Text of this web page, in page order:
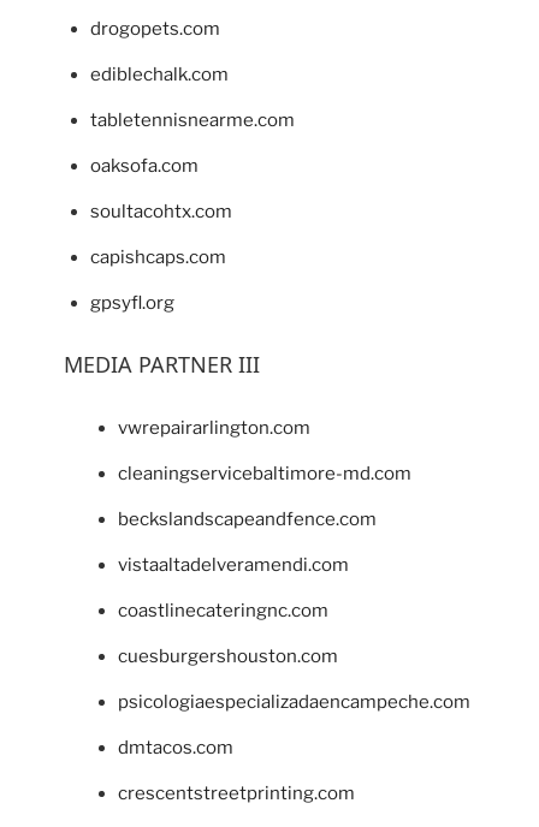
drogopets.com
ediblechalk.com
tabletennisnearme.com
oaksofa.com
soultacohtx.com
capishcaps.com
gpsyfl.org
MEDIA PARTNER III
vwrepairarlington.com
cleaningservicebaltimore-md.com
beckslandscapeandfence.com
vistaaltadelveramendi.com
coastlinecateringnc.com
cuesburgershouston.com
psicologiaespecializadaencampeche.com
dmtacos.com
crescentstreetprinting.com